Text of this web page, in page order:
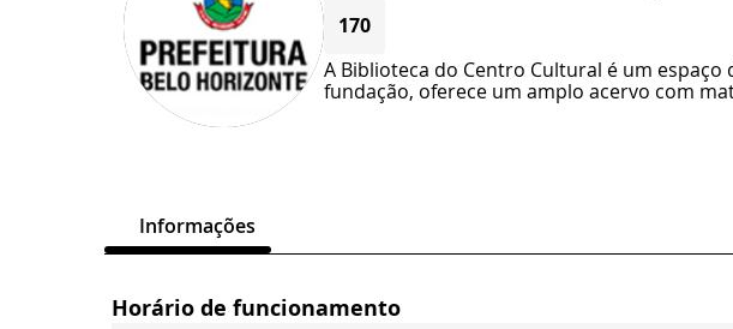
170
A Biblioteca do Centro Cultural é um
fundação, oferece um amplo acervo com
Informações
Horário de funcionamento